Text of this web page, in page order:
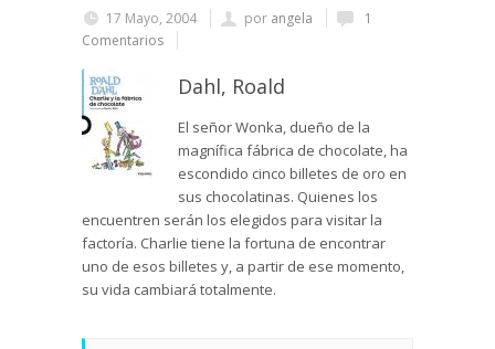
17 Mayo, 2004 por angela
1
Comentarios
Dahl, Roald
El señor Wonka, dueño de la
magnífica fábrica de chocolate, ha
escondido cinco billetes de oro en
sus chocolatinas. Quienes los
encuentren serán los elegidos para visitar la
factoría. Charlie tiene la fortuna de encontrar
uno de esos billetes y, a partir de ese momento,
su vida cambiará totalmente.